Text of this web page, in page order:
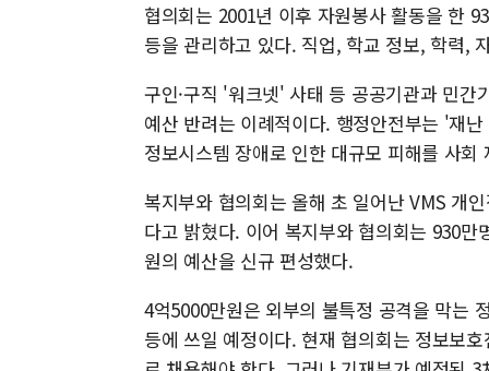
협의회는 2001년 이후 자원봉사 활동을 한
등을 관리하고 있다. 직업, 학교 정보, 학력,
구인·구직 '워크넷' 사태 등 공공기관과 민
예산 반려는 이례적이다. 행정안전부는 '재
정보시스템 장애로 인한 대규모 피해를 사회
복지부와 협의회는 올해 초 일어난 VMS 개
다고 밝혔다. 이어 복지부와 협의회는 930
원의 예산을 신규 편성했다.
4억5000만원은 외부의 불특정 공격을 막는
등에 쓰일 예정이다. 현재 협의회는 정보보